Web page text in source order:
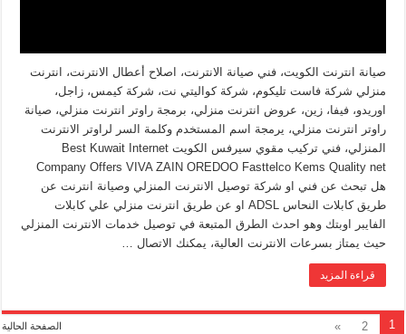
صيانة انترنت الكويت، فني صيانة الانترنت، اصلاح أعطال الانترنت، انترنت
منزلي شركة فاست تليكوم، شركة كواليتي نت، شركة كيمس، زاجل،
اوريدو، فيفا، زين، عروض انترنت منزلي، برمجة راوتر انترنت منزلي، صيانة
راوتر انترنت منزلي، يرمجة اسم المستخدم وكلمة السر لراوتر الانترنت
المنزلي، فني تركيب مقوي سيرفس الكويت Best Kuwait Internet
Company Offers VIVA ZAIN OREDOO Fasttelco Kems Quality net
هل تبحث عن فني او شركة توصيل الانترنت المنزلي وصيانة انترنت عن
طريق كابلات النحاس ADSL او عن طريق انترنت منزلي علي كابلات
الفايبر اوبتك وهو احدث الطرق المتبعة في توصيل خدمات الانترنت المنزلي
حيث يمتاز بسرعات الانترنت العالية، يمكنك الاتصال …
قراءة المزيد
الصفحة الحالية 1
2
»